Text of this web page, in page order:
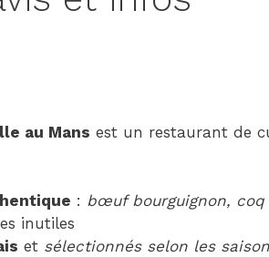
au Mans est un restaurant de
: bœuf bourguignon,
inutiles
et sélectionnés selon les